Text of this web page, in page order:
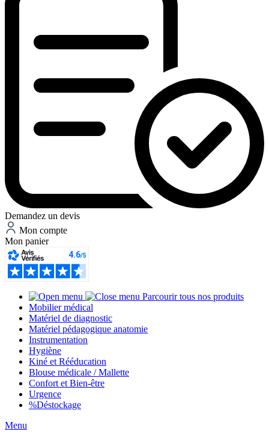
Demandez un devis
Mon compte
Mon panier
Parcourir tous nos produits
Mobilier médical
Matériel de diagnostic
Matériel pédagogique anatomie
Instrumentation
Hygiène
Kiné et Rééducation
Blouse médicale / Mallette
Confort et Bien-être
Urgence
%Déstockage
Menu